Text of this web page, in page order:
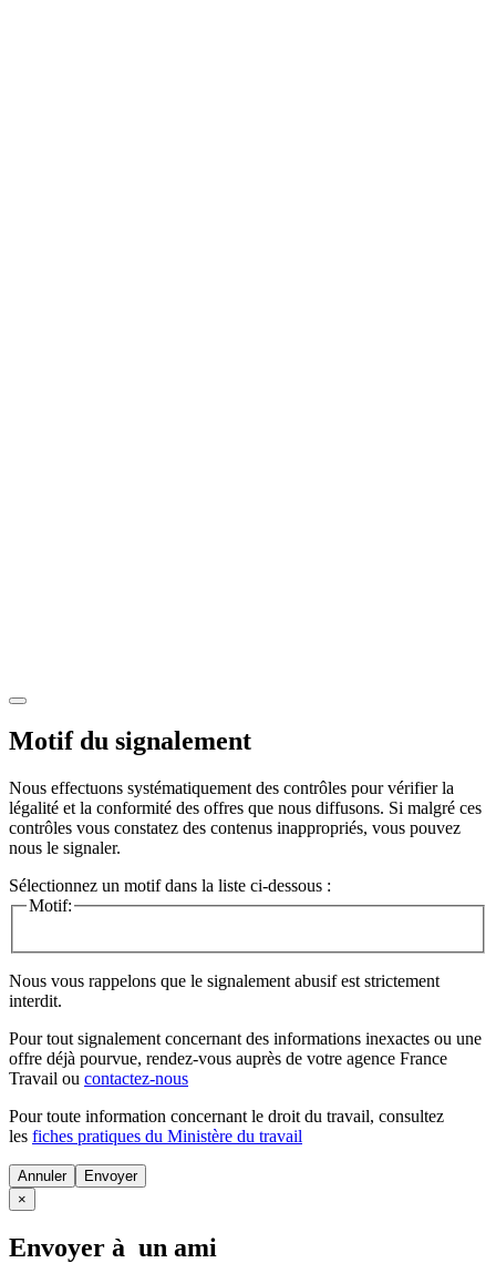
Motif du signalement
Nous effectuons systématiquement des contrôles pour vérifier la
légalité et la conformité des offres que nous diffusons. Si malgré ces
contrôles vous constatez des contenus inappropriés, vous pouvez
nous le signaler.
Sélectionnez un motif dans la liste ci-dessous :
Motif:
Nous vous rappelons que le signalement abusif est strictement
interdit.
Pour tout signalement concernant des informations inexactes ou une
offre déjà pourvue, rendez-vous auprès de votre agence France
Travail ou contactez-nous
Pour toute information concernant le droit du travail, consultez
les fiches pratiques du Ministère du travail
Annuler
×
Envoyer à un ami